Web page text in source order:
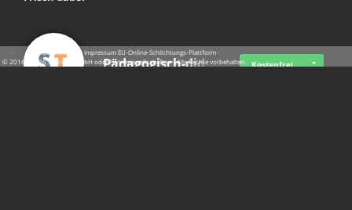
Pädagogisch-did… Kostenfrei
· · ·Datenschutz ·Impressum EU-Online-Schlichtungs-Plattform·
© 2016 - 2026 SupraTix GmbH oder Partnergesellschaften - Alle Rechte vorbehalten.